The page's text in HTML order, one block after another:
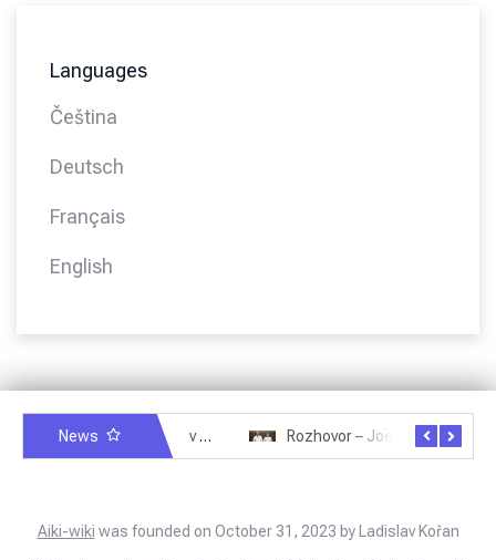
Languages
Čeština
Deutsch
Français
English
News Rozhovor – Joël Roche – 12.4.2025 – Praha, Karlín
Aiki-wiki was founded on October 31, 2023 by Ladislav Kořan